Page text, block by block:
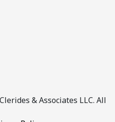
& Associates LLC. All